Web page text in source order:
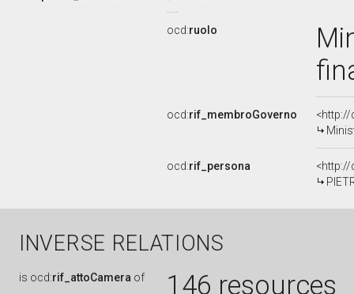
ocd:ruolo
ocd:rif_membroGoverno
ocd:rif_persona
INVERSE RELATIONS
is ocd:rif_attoCamera of 146 resources